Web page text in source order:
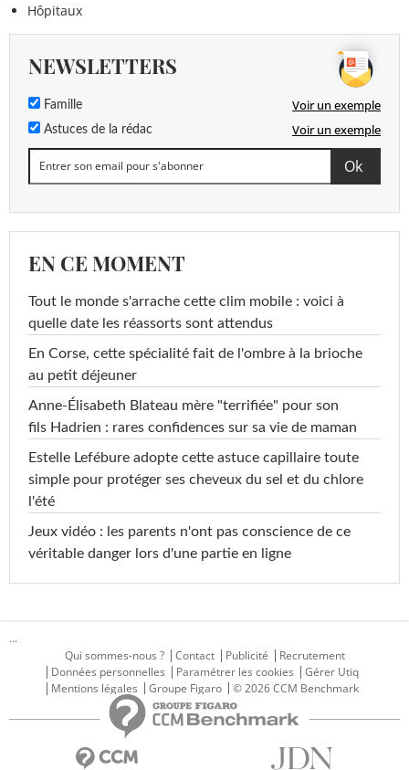
Hôpitaux
NEWSLETTERS
Famille Voir un exemple
Astuces de la rédac Voir un exemple
EN CE MOMENT
Tout le monde s'arrache cette clim mobile : voici à
quelle date les réassorts sont attendus
En Corse, cette spécialité fait de l'ombre à la brioche
au petit déjeuner
Anne-Élisabeth Blateau mère "terrifiée" pour son
fils Hadrien : rares confidences sur sa vie de maman
Estelle Lefébure adopte cette astuce capillaire toute
simple pour protéger ses cheveux du sel et du chlore
l'été
Jeux vidéo : les parents n'ont pas conscience de ce
véritable danger lors d'une partie en ligne
...
Qui sommes-nous ?
Contact Publicité
Recrutement
Données personnelles
Paramétrer les cookies
Gérer Utiq
Mentions légales
Groupe Figaro © 2026 CCM Benchmark